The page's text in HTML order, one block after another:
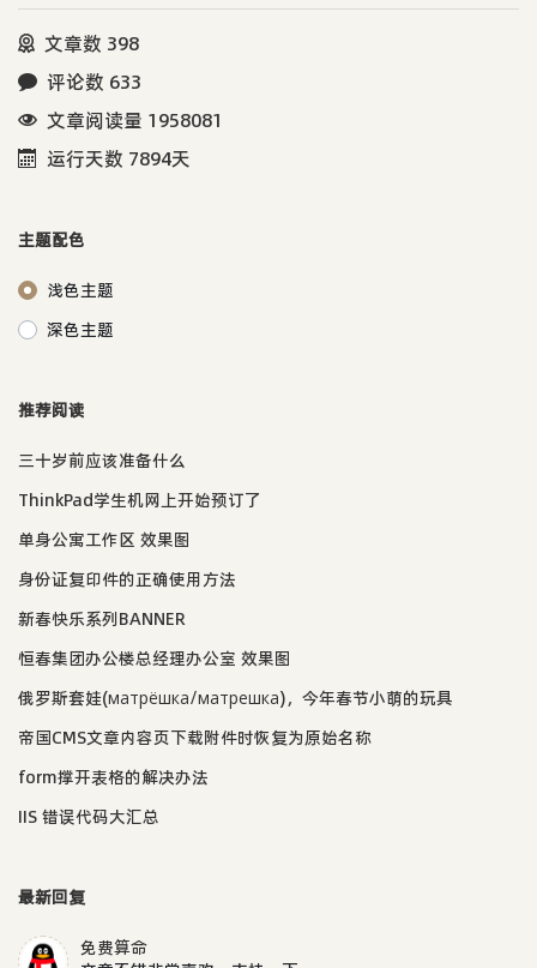
文章数 398
评论数 633
文章阅读量 1958081
运行天数 7894天
主题配色
浅色主题
深色主题
推荐阅读
三十岁前应该准备什么
ThinkPad学生机网上开始预订了
单身公寓工作区 效果图
身份证复印件的正确使用方法
新春快乐系列BANNER
恒春集团办公楼总经理办公室 效果图
俄罗斯套娃(матрёшка/матрешка)，今年春节小萌的玩具
帝国CMS文章内容页下载附件时恢复为原始名称
form撑开表格的解决办法
IIS 错误代码大汇总
最新回复
免费算命